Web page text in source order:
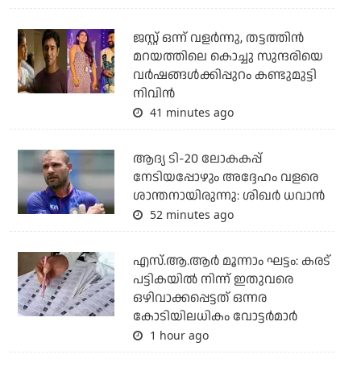
ജസ്റ്റ് ഒന്ന് വളര്‍ന്നു, തട്ടത്തിന്‍
മറയത്തിലെ കൊച്ചു സുന്ദരിയെ
വര്‍ഷങ്ങള്‍ക്കിപ്പുറം കണ്ടുമുട്ടി
നിവിന്‍
41 minutes ago
ആദ്യ ടി-20 ലോകകപ്പ്
നേടിയപ്പോഴും അദ്ദേഹം വളരെ
ശാന്തനായിരുന്നു: ശിഖര്‍ ധവാന്‍
52 minutes ago
എസ്.ആ.ആര്‍ മൂന്നാം ഘട്ടം: കരട്
പട്ടികയില്‍ നിന്ന് ഇതുവരെ
ഒഴിവാക്കപ്പെട്ടത് ഒന്നര
കോടിയിലധികം വോട്ടര്‍മാര്‍
1 hour ago